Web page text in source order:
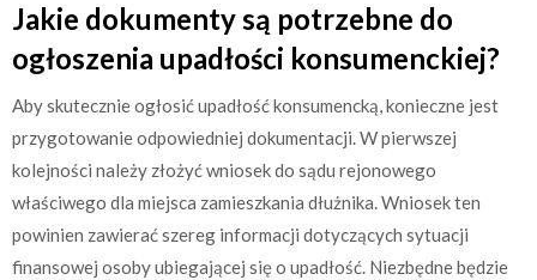
Jakie dokumenty są potrzebne do
ogłoszenia upadłości konsumenckiej?
Aby skutecznie ogłosić upadłość konsumencką, konieczne jest
przygotowanie odpowiedniej dokumentacji. W pierwszej
kolejności należy złożyć wniosek do sądu rejonowego
właściwego dla miejsca zamieszkania dłużnika. Wniosek ten
powinien zawierać szereg informacji dotyczących sytuacji
finansowej osoby ubiegającej się o upadłość. Niezbędne będzie